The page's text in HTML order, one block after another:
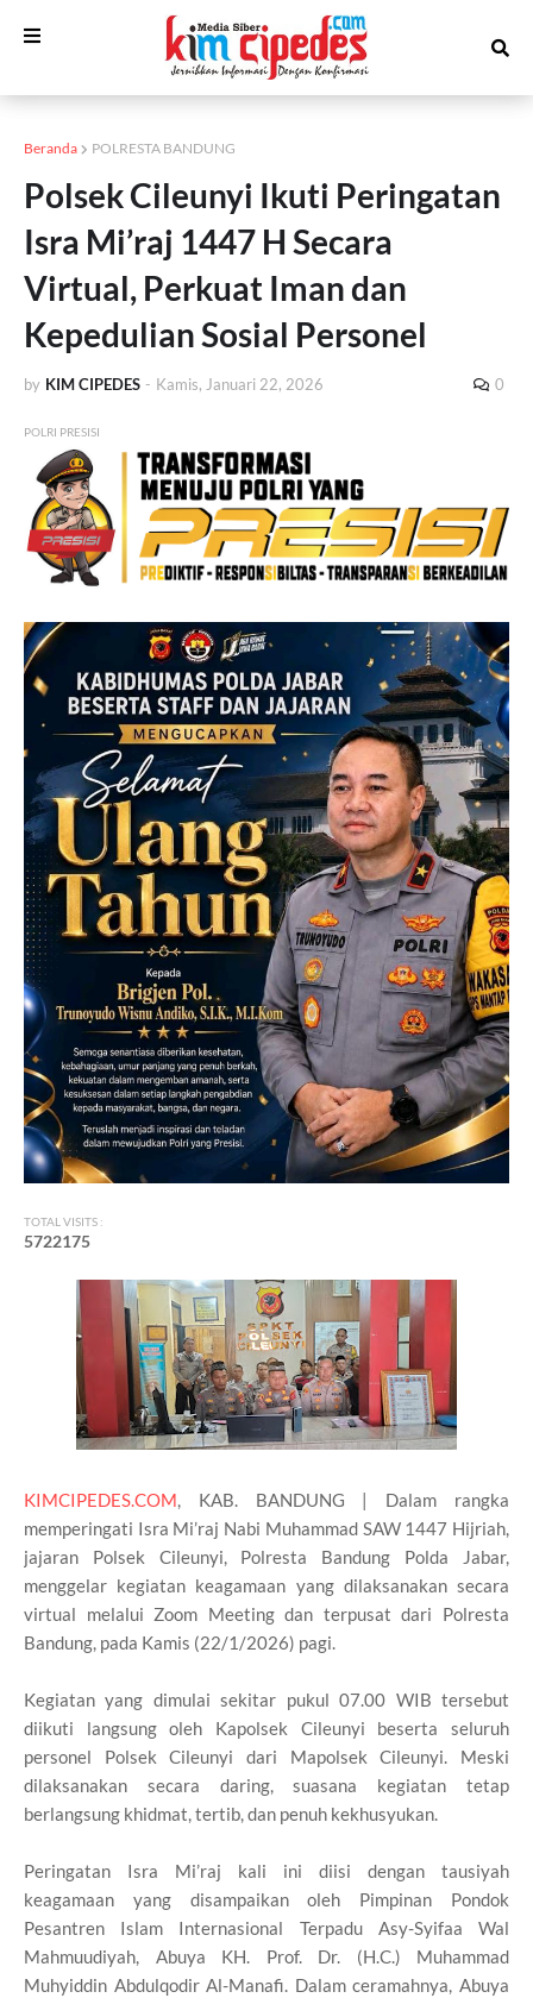
Beranda POLRESTA BANDUNG
Polsek Cileunyi Ikuti Peringatan
Isra Mi’raj 1447 H Secara
Virtual, Perkuat Iman dan
Kepedulian Sosial Personel
by KIM CIPEDES - Kamis, Januari 22, 2026 0
POLRI PRESISI
TOTAL VISITS :
5722175
KIMCIPEDES.COM, KAB. BANDUNG | Dalam rangka
memperingati Isra Mi’raj Nabi Muhammad SAW 1447 Hijriah,
jajaran Polsek Cileunyi, Polresta Bandung Polda Jabar,
menggelar kegiatan keagamaan yang dilaksanakan secara
virtual melalui Zoom Meeting dan terpusat dari Polresta
Bandung, pada Kamis (22/1/2026) pagi.
Kegiatan yang dimulai sekitar pukul 07.00 WIB tersebut
diikuti langsung oleh Kapolsek Cileunyi beserta seluruh
personel Polsek Cileunyi dari Mapolsek Cileunyi. Meski
dilaksanakan secara daring, suasana kegiatan tetap
berlangsung khidmat, tertib, dan penuh kekhusyukan.
Peringatan Isra Mi’raj kali ini diisi dengan tausiyah
keagamaan yang disampaikan oleh Pimpinan Pondok
Pesantren Islam Internasional Terpadu Asy-Syifaa Wal
Mahmuudiyah, Abuya KH. Prof. Dr. (H.C.) Muhammad
Muhyiddin Abdulqodir Al-Manafi. Dalam ceramahnya, Abuya